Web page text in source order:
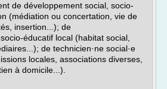
de développement social, socio-
(médiation ou concertation, vie de
insertion...); de
éducatif local (habitat social,
de technicien·ne social·e
locales, associations diverses,
à domicile...).